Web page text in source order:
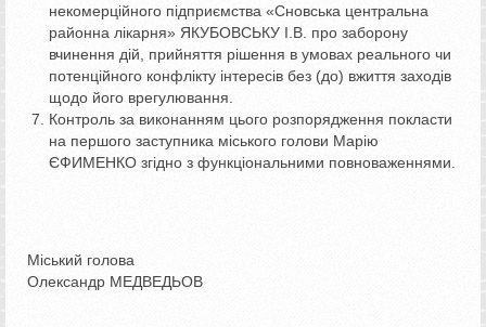
некомерційного підприємства «Сновська центральна
районна лікарня» ЯКУБОВСЬКУ І.В. про заборону
вчинення дій, прийняття рішення в умовах реального чи
потенційного конфлікту інтересів без (до) вжиття заходів
щодо його врегулювання.
Контроль за виконанням цього розпорядження покласти
на першого заступника міського голови Марію
ЄФИМЕНКО згідно з функціональними повноваженнями.
Міський голова
Олександр МЕДВЕДЬОВ